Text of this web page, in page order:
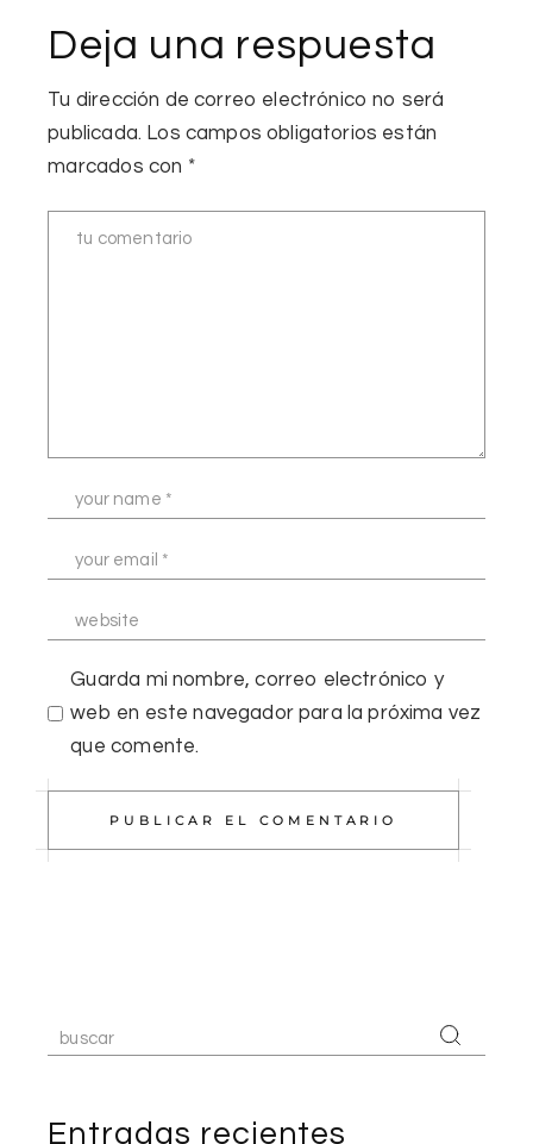
Deja una respuesta
Tu dirección de correo electrónico no será
publicada. Los campos obligatorios están
marcados con *
Guarda mi nombre, correo electrónico y
web en este navegador para la próxima vez
que comente.
PUBLICAR EL COMENTARIO
Entradas recientes